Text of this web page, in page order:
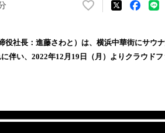
い
！
数
込
み
社長：進藤さわと）は、横浜中華街にサウ
伴い、2022年12月19日（月）よりクラウド